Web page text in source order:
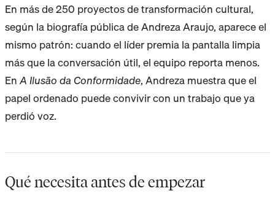
En más de 250 proyectos de transformación cultural,
según la biografía pública de Andreza Araujo, aparece el
mismo patrón: cuando el líder premia la pantalla limpia
más que la conversación útil, el equipo reporta menos.
EnA Ilusão da Conformidade, Andreza muestra que el
papel ordenado puede convivir con un trabajo que ya
perdió voz.
Qué necesita antes de empezar